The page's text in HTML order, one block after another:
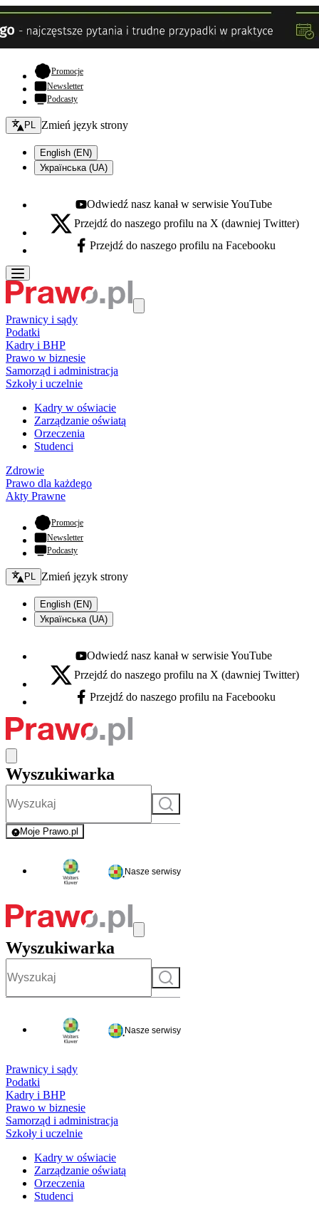
Promocje- otwiera się w nowej karcie
Newsletter
Podcasty
Zmień język - bieżący:
PL Zmień język strony
English (EN)
Українська (UA)
Youtube - otwiera się w nowej karcie
Odwiedź nasz kanał w serwisie YouTube
X - otwiera się w nowej karcie
Przejdź do naszego profilu na X (dawniej Twitter)
Facebook - otwiera się w nowej karcie
Przejdź do naszego profilu na Facebooku
Prawnicy i sądy
Podatki
Kadry i BHP
Prawo w biznesie
Samorząd i administracja
Szkoły i uczelnie
Kadry w oświacie
Zarządzanie oświatą
Orzeczenia
Studenci
Zdrowie
Prawo dla każdego
Akty Prawne
Promocje- otwiera się w nowej karcie
Newsletter
Podcasty
Zmień język - bieżący:
PL Zmień język strony
English (EN)
Українська (UA)
Youtube - otwiera się w nowej karcie
Odwiedź nasz kanał w serwisie YouTube
X - otwiera się w nowej karcie
Przejdź do naszego profilu na X (dawniej Twitter)
Facebook - otwiera się w nowej karcie
Przejdź do naszego profilu na Facebooku
Wyszukiwarka
Szukaj
Moje Prawo.pl
- rejestracja i logowanie do serwisu
Nasze serwisy
Wyszukiwarka
Szukaj
Nasze serwisy
Prawnicy i sądy
Podatki
Kadry i BHP
Prawo w biznesie
Samorząd i administracja
Szkoły i uczelnie
Kadry w oświacie
Zarządzanie oświatą
Orzeczenia
Studenci